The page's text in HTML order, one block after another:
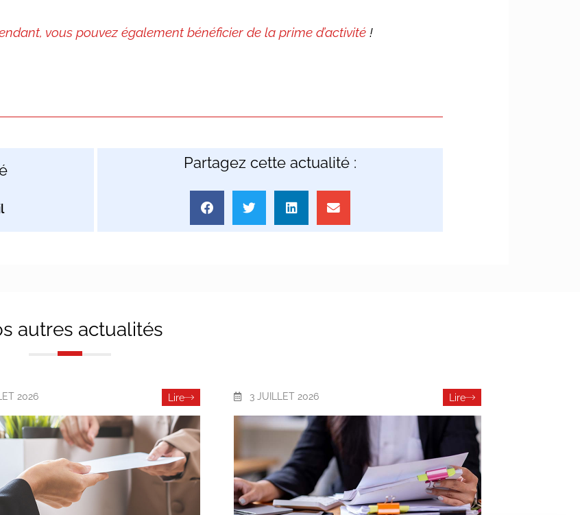
vous pouvez également bénéficier de la prime d’activité !
Partagez cette actualité :
autres actualités
2026 Lire 3 JUILLET 2026 Lire